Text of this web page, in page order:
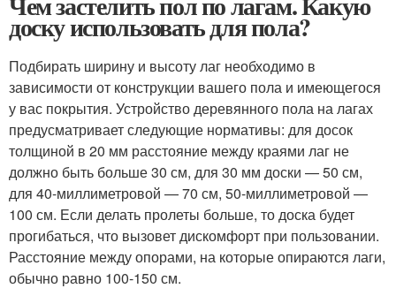
доску использовать для пола?
Подбирать ширину и высоту лаг необходимо в
зависимости от конструкции вашего пола и имеющегося
у вас покрытия. Устройство деревянного пола на лагах
предусматривает следующие нормативы: для досок
толщиной в 20 мм расстояние между краями лаг не
должно быть больше 30 см, для 30 мм доски — 50 см,
для 40-миллиметровой — 70 см, 50-миллиметровой —
100 см. Если делать пролеты больше, то доска будет
прогибаться, что вызовет дискомфорт при пользовании.
Расстояние между опорами, на которые опираются лаги,
обычно равно 100-150 см.